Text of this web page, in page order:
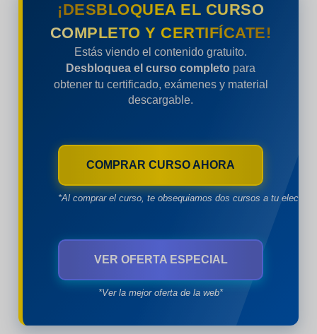
¡DESBLOQUEA EL CURSO
COMPLETO Y CERTIFÍCATE!
Estás viendo el contenido gratuito.
Desbloquea el curso completo para
obtener tu certificado, exámenes y material
descargable.
COMPRAR CURSO AHORA
*Al comprar el curso, te obsequiamos dos cursos a tu
VER OFERTA ESPECIAL
*Ver la mejor oferta de la web*